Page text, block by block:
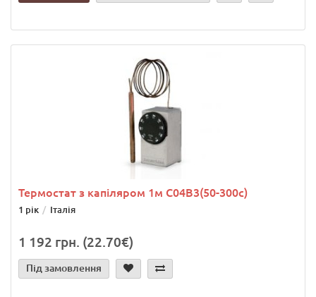
Термостат з капіляром 1м С04В3(50-300с)
1 рік Італія
1 192 грн. (22.70€)
Під замовлення